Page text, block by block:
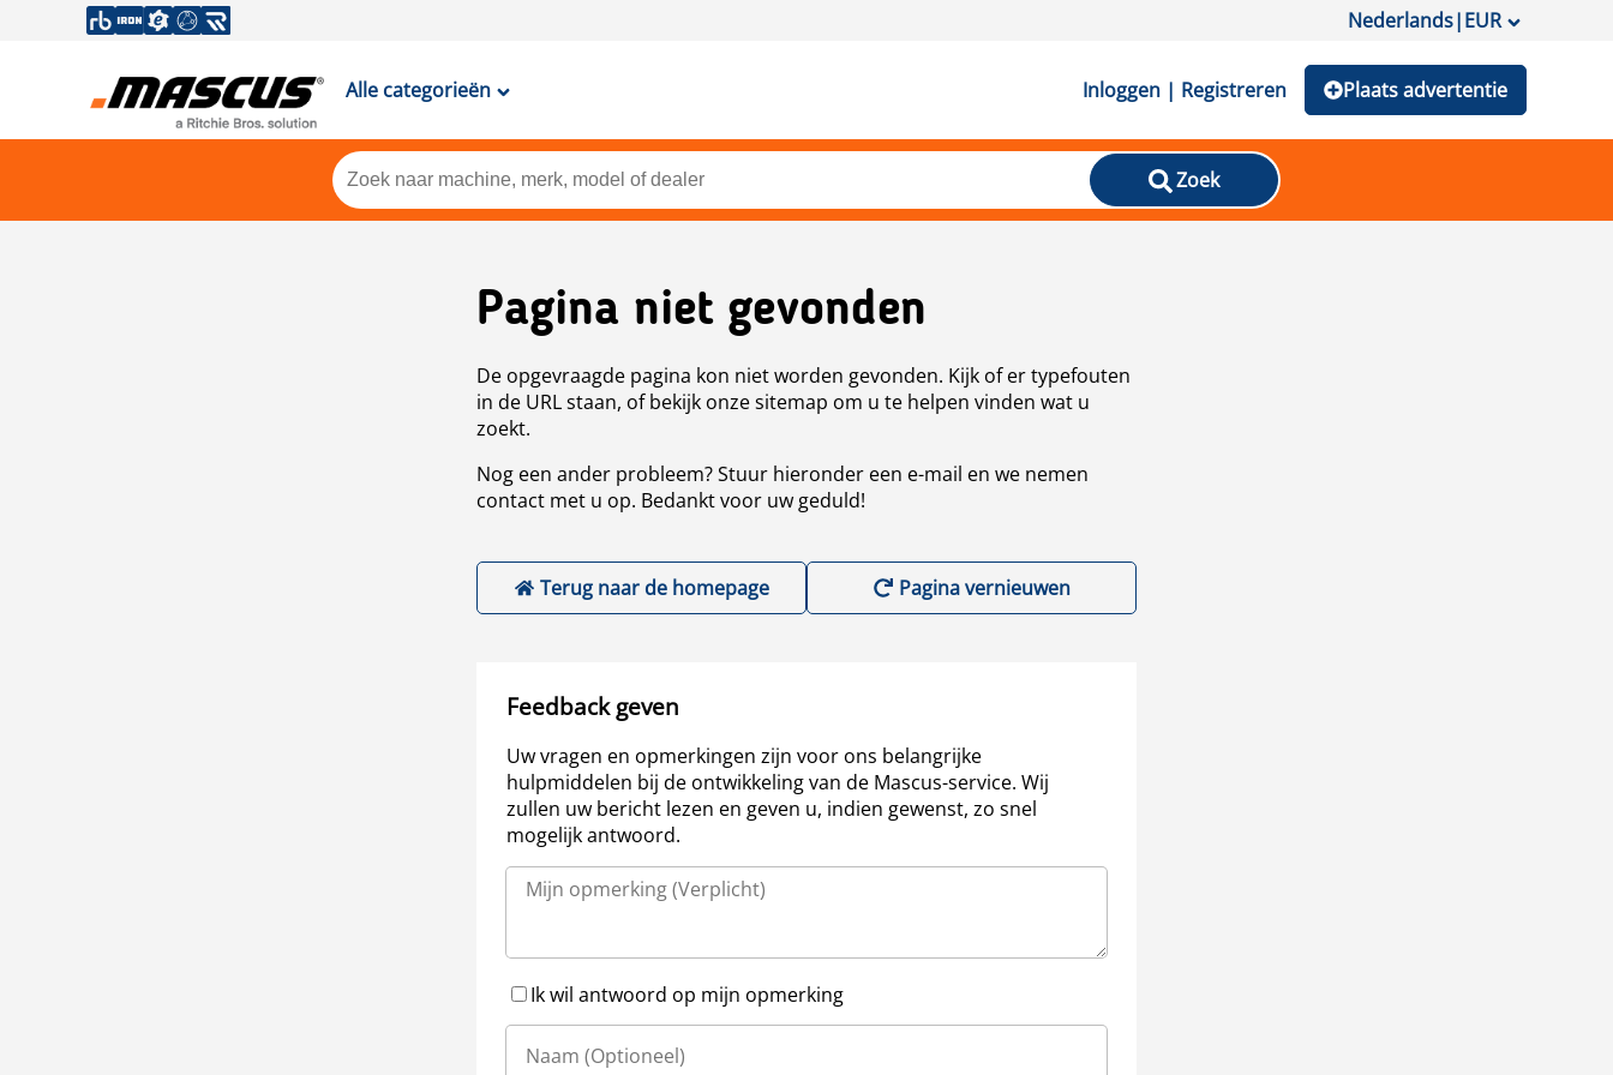
Nederlands|EUR
Alle categorieën Inloggen | Registreren Plaats advertentie
Zoek
Pagina niet gevonden
De opgevraagde pagina kon niet worden gevonden. Kijk of er typefouten
in de URL staan, of bekijk onze sitemap om u te helpen vinden wat u
zoekt.
Nog een ander probleem? Stuur hieronder een e-mail en we nemen
contact met u op. Bedankt voor uw geduld!
Terug naar de homepage Pagina vernieuwen
Feedback geven
Uw vragen en opmerkingen zijn voor ons belangrijke
hulpmiddelen bij de ontwikkeling van de Mascus-service. Wij
zullen uw bericht lezen en geven u, indien gewenst, zo snel
mogelijk antwoord.
Ik wil antwoord op mijn opmerking